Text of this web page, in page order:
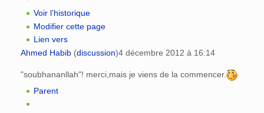
Voir l’historique
Modifier cette page
Lien vers
Ahmed Habib (discussion)4 décembre 2012 à 16:14
"soubhananllah"! merci,mais je viens de la commencer.
Parent